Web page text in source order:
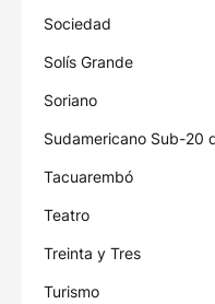
Sociedad
Solís Grande
Soriano
Sudamericano Sub-20
Tacuarembó
Teatro
Treinta y Tres
Turismo